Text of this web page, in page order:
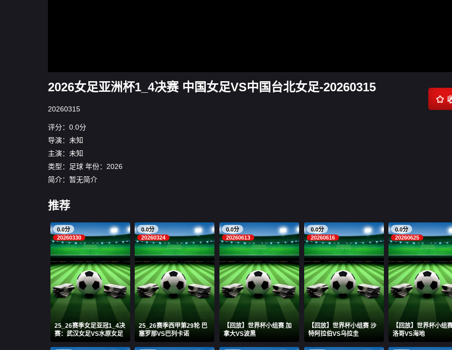
2026女足亚洲杯1_4决赛 中国女足VS中国台北女足-20260315
20260315

评分：0.0分
导演：未知
主演：未知
类型：
足球 年份： 2026
简介：暂无简介
推荐
0.0分
20260330
25_26赛季女足亚冠1_4决
赛：武汉女足VS水原女足
0.0分
20260324
25_26赛季西甲第29轮 巴
塞罗那VS巴列卡诺
0.0分
20260613
【回放】世界杯小组赛 加
拿大VS波黑
0.0分
20260616
【回放】世界杯小组赛 沙
特阿拉伯VS乌拉圭
0.0分
20260625
【回放】世界杯小组
洛哥VS海地